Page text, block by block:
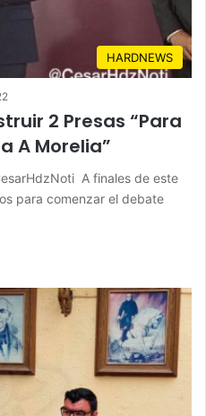
HARDNEWS
2 Presas “Para
A Morelia”
A finales de este
para comenzar el debate